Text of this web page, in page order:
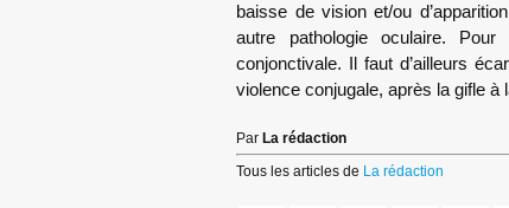
baisse de vision et/ou
autre pathologie oculaire.
conjonctivale. Il faut d’ailleurs
violence conjugale, après la gifle à
Par La rédaction
Tous les articles de La rédaction